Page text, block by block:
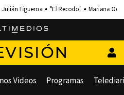
Julián Figueroa "El Recodo" Mariana
Videos Programas